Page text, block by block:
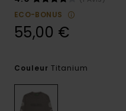
ECO-BONUS
55,00 €
Couleur Titanium